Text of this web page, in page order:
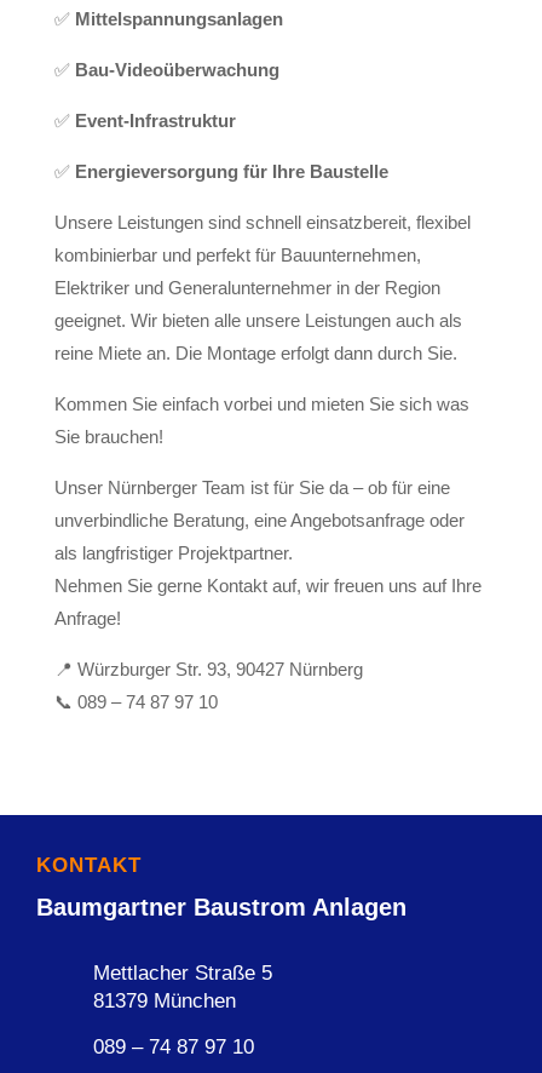
✅ Mittelspannungsanlagen
✅ Bau-Videoüberwachung
✅ Event-Infrastruktur
✅ Energieversorgung für Ihre Baustelle
Unsere Leistungen sind schnell einsatzbereit, flexibel
kombinierbar und perfekt für Bauunternehmen,
Elektriker und Generalunternehmer in der Region
geeignet. Wir bieten alle unsere Leistungen auch als
reineMietean. Die Montage erfolgt dann durch Sie.
Kommen Sie einfach vorbei und mieten Sie sich was
Sie brauchen!
Unser Nürnberger Team ist für Sie da – ob für eine
unverbindliche Beratung, eine Angebotsanfrage oder
als langfristiger Projektpartner.
Nehmen Sie gerne Kontakt auf, wir freuen uns auf Ihre
Anfrage!
📍 Würzburger Str. 93, 90427 Nürnberg
📞 089 – 74 87 97 10
KONTAKT
Baumgartner Baustrom Anlagen
Mettlacher Straße 5
81379 München
089 – 74 87 97 10